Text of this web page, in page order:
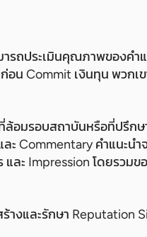
รถประเมินคุณภาพของคำ
น Commit เงินทุน พวกเข
ล้อมรอบสถาบันหรือที่ปรึกษ
Commentary คำแนะนำ
ะ Impression โดยรวมข
างและรักษา Reputation